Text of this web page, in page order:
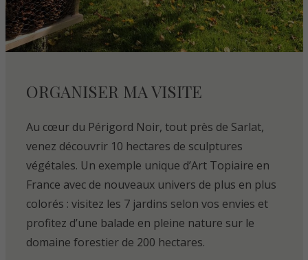
ORGANISER MA VISITE
Au cœur du Périgord Noir, tout près de Sarlat,
venez découvrir 10 hectares de sculptures
végétales. Un exemple unique d’Art Topiaire en
France avec de nouveaux univers de plus en plus
colorés : visitez les 7 jardins selon vos envies et
profitez d’une balade en pleine nature sur le
domaine forestier de 200 hectares.